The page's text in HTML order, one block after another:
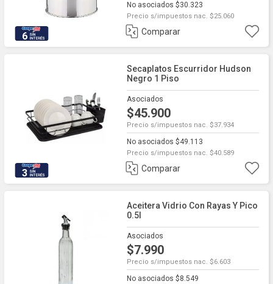
6
No asociados $30.323
Precio s/impuestos nac. $25.060
Comparar
3
Secaplatos Escurridor Hudson
Negro 1 Piso
Asociados
$45.900
Precio s/impuestos nac. $37.934
No asociados $49.113
Precio s/impuestos nac. $40.589
Comparar
Aceitera Vidrio Con Rayas Y Pico
0.5l
Asociados
$7.990
Precio s/impuestos nac. $6.603
No asociados $8.549